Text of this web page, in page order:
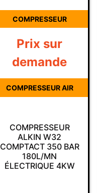
COMPRESSEUR
COMPRESSEUR
ALKIN W32
COMPTACT 350 BAR
180L/MN
ÉLECTRIQUE 4KW
Prix sur
demande
COMPRESSEUR AIR